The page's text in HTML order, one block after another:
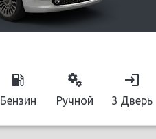
local_gas_station
Бензин
miscellaneous_services
Ручной
login
3 Дверь